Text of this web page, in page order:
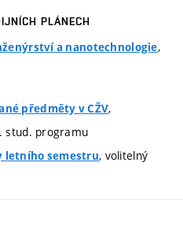
PLÁNECH
a nanotechnologie,
předměty v CŽV,
stud. programu
letního semestru, volitelný